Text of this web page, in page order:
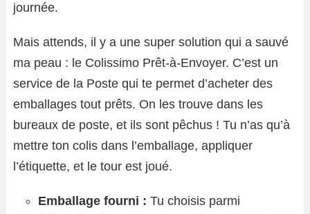
journée.
Mais attends, il y a une super solution qui a sauvé
ma peau : le Colissimo Prêt-à-Envoyer. C’est un
service de la Poste qui te permet d’acheter des
emballages tout prêts. On les trouve dans les
bureaux de poste, et ils sont pêchus ! Tu n’as qu’à
mettre ton colis dans l’emballage, appliquer
l’étiquette, et le tour est joué.
Emballage fourni : Tu choisis parmi